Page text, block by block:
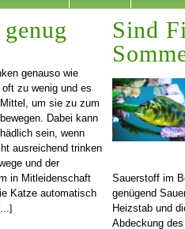
genauso wie
zu wenig und es
um sie zu zum
Dabei kann
sein, wenn
ausreichend trinken
und der
in Mitleidenschaft
Katze automatisch
Sind
Sauerstoff im
genügend
Heizstab und
Abdeckung